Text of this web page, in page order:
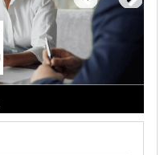
その他